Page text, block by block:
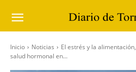
Inicio Noticias
El estrés y la
salud hormonal en...